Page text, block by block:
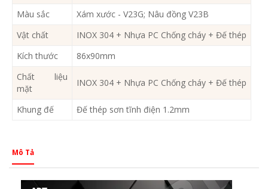
Màu sắc
Xám xước - V23G; Nâu đồng V23B
Vật chất
INOX 304 + Nhựa PC Chống cháy + Đế thép
Kích thước
86x90mm
Chất liệu
mặt
INOX 304 + Nhựa PC Chống cháy + Đế thép
Khung đế Đế thép sơn tĩnh điện 1.2mm
Mô Tả